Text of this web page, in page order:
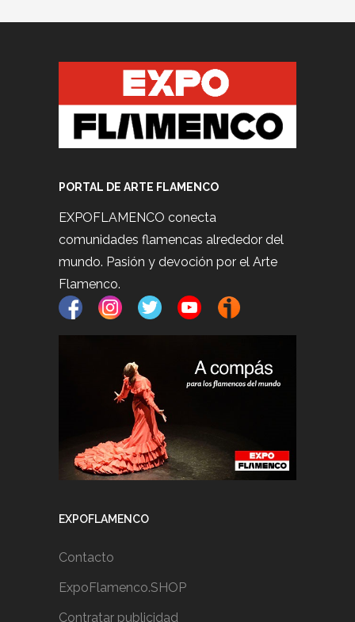
PORTAL DE ARTE FLAMENCO
EXPOFLAMENCO conecta
comunidades flamencas alrededor del
mundo. Pasión y devoción por el Arte
Flamenco.
EXPOFLAMENCO
Contacto
ExpoFlamenco.SHOP
Contratar publicidad